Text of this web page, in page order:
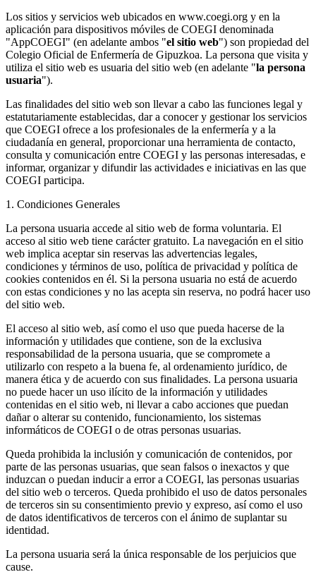
Los sitios y servicios web ubicados en www.coegi.org y en la
aplicación para dispositivos móviles de COEGI denominada
"AppCOEGI" (en adelante ambos "el sitio web") son propiedad del
Colegio Oficial de Enfermería de Gipuzkoa. La persona que visita y
utiliza el sitio web es usuaria del sitio web (en adelante "la persona
usuaria").
Las finalidades del sitio web son llevar a cabo las funciones legal y
estatutariamente establecidas, dar a conocer y gestionar los servicios
que COEGI ofrece a los profesionales de la enfermería y a la
ciudadanía en general, proporcionar una herramienta de contacto,
consulta y comunicación entre COEGI y las personas interesadas, e
informar, organizar y difundir las actividades e iniciativas en las que
COEGI participa.
1. Condiciones Generales
La persona usuaria accede al sitio web de forma voluntaria. El
acceso al sitio web tiene carácter gratuito. La navegación en el sitio
web implica aceptar sin reservas las advertencias legales,
condiciones y términos de uso, política de privacidad y política de
cookies contenidos en él. Si la persona usuaria no está de acuerdo
con estas condiciones y no las acepta sin reserva, no podrá hacer uso
del sitio web.
El acceso al sitio web, así como el uso que pueda hacerse de la
información y utilidades que contiene, son de la exclusiva
responsabilidad de la persona usuaria, que se compromete a
utilizarlo con respeto a la buena fe, al ordenamiento jurídico, de
manera ética y de acuerdo con sus finalidades. La persona usuaria
no puede hacer un uso ilícito de la información y utilidades
contenidas en el sitio web, ni llevar a cabo acciones que puedan
dañar o alterar su contenido, funcionamiento, los sistemas
informáticos de COEGI o de otras personas usuarias.
Queda prohibida la inclusión y comunicación de contenidos, por
parte de las personas usuarias, que sean falsos o inexactos y que
induzcan o puedan inducir a error a COEGI, las personas usuarias
del sitio web o terceros. Queda prohibido el uso de datos personales
de terceros sin su consentimiento previo y expreso, así como el uso
de datos identificativos de terceros con el ánimo de suplantar su
identidad.
La persona usuaria será la única responsable de los perjuicios que
cause.